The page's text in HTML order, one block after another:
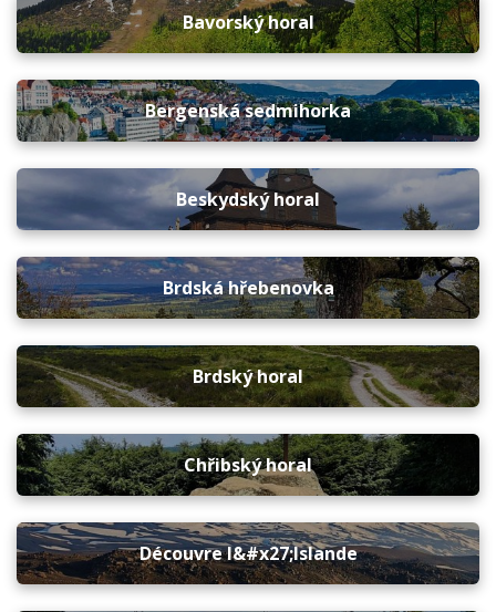
Bavorský horal
Bergenská sedmihorka
Beskydský horal
Brdská hřebenovka
Brdský horal
Chřibský horal
Découvre l&#x27;Islande